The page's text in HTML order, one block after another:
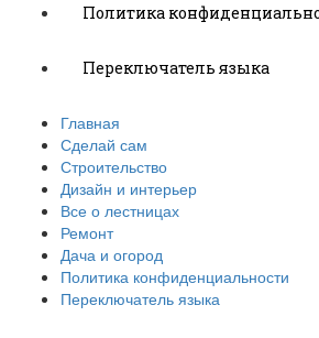
Политика
Переключатель языка
Главная
Сделай сам
Строительство
Дизайн и интерьер
Все о лестницах
Ремонт
Дача и огород
Политика конфиденциальности
Переключатель языка